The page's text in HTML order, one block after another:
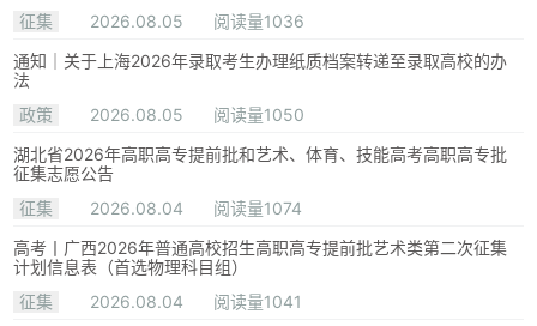
征集 2026.08.05
阅读量1036
通知｜关于上海2026年录取考生办理纸质档案转递至录取高校的办
法
政策
2026.08.05
阅读量1050
湖北省2026年高职高专提前批和艺术、体育、技能高考高职高专批
征集志愿公告
征集
2026.08.04
阅读量1074
高考丨广西2026年普通高校招生高职高专提前批艺术类第二次征集
计划信息表（首选物理科目组）
征集
2026.08.04 阅读量1041